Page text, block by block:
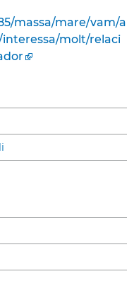
massa/mare/vam/a
molt/relaci